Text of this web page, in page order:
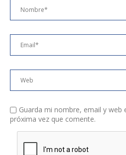
Guarda mi nombre, email y web
próxima vez que comente.